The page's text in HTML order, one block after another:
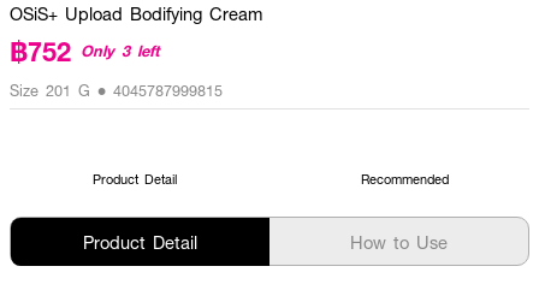
OSiS+ Upload Bodifying Cream
฿752 Only 3 left
Size 201 G • 4045787999815
Product Detail Recommended
Product Detail How to Use